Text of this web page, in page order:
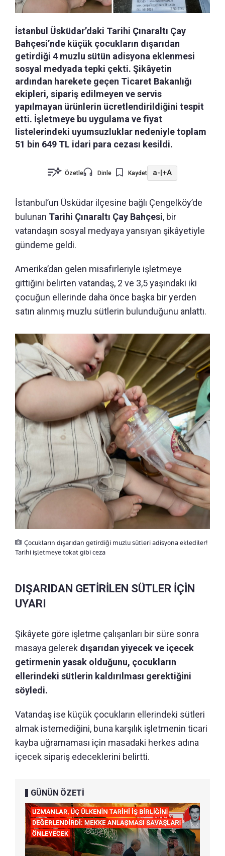
İstanbul Üsküdar’daki Tarihi Çınaraltı Çay
Bahçesi’nde küçük çocukların dışarıdan
getirdiği 4 muzlu sütün adisyona eklenmesi
sosyal medyada tepki çekti. Şikâyetin
ardından harekete geçen Ticaret Bakanlığı
ekipleri, sipariş edilmeyen ve servis
yapılmayan ürünlerin ücretlendirildiğini tespit
etti. İşletmeye bu uygulama ve fiyat
listelerindeki uyumsuzluklar nedeniyle toplam
51 bin 649 TL idari para cezası kesildi.
Özetle Dinle Kaydet a-|+A
İstanbul’un Üsküdar ilçesine bağlı Çengelköy’de
bulunan Tarihi Çınaraltı Çay Bahçesi, bir
vatandaşın sosyal medyaya yansıyan şikâyetiyle
gündeme geldi.
Amerika’dan gelen misafirleriyle işletmeye
gittiğini belirten vatandaş, 2 ve 3,5 yaşındaki iki
çocuğun ellerinde daha önce başka bir yerden
satın alınmış muzlu sütlerin bulunduğunu anlattı.
Çocukların dışarıdan getirdiği muzlu sütleri adisyona eklediler!
Tarihi işletmeye tokat gibi ceza
DIŞARIDAN GETİRİLEN SÜTLER İÇİN
UYARI
Şikâyete göre işletme çalışanları bir süre sonra
masaya gelerek dışarıdan yiyecek ve içecek
getirmenin yasak olduğunu, çocukların
ellerindeki sütlerin kaldırılması gerektiğini
söyledi.
Vatandaş ise küçük çocukların ellerindeki sütleri
almak istemediğini, buna karşılık işletmenin ticari
kayba uğramaması için masadaki herkes adına
içecek sipariş edeceklerini belirtti.
GÜNÜN ÖZETİ